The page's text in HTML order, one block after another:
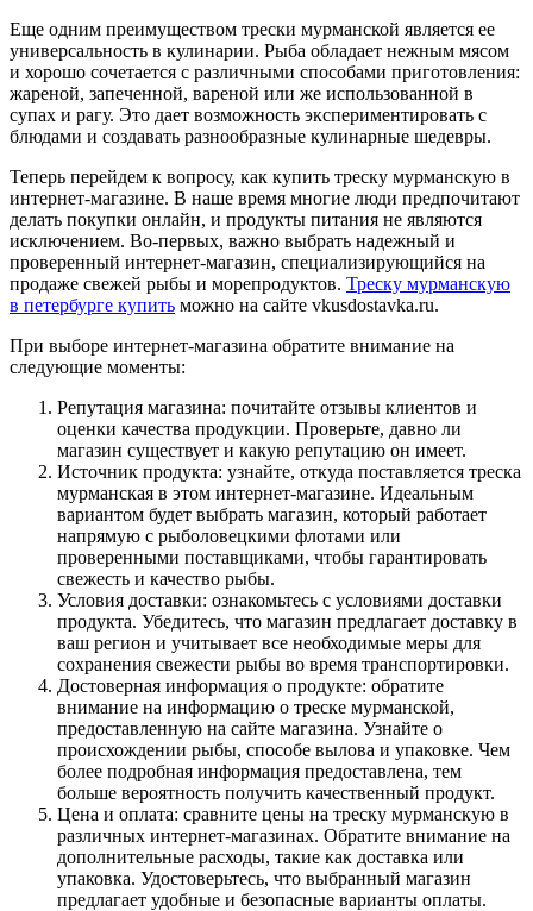
Еще одним преимуществом трески мурманской является ее
универсальность в кулинарии. Рыба обладает нежным мясом
и хорошо сочетается с различными способами приготовления:
жареной, запеченной, вареной или же использованной в
супах и рагу. Это дает возможность экспериментировать с
блюдами и создавать разнообразные кулинарные шедевры.
Теперь перейдем к вопросу, как купить треску мурманскую в
интернет-магазине. В наше время многие люди предпочитают
делать покупки онлайн, и продукты питания не являются
исключением. Во-первых, важно выбрать надежный и
проверенный интернет-магазин, специализирующийся на
продаже свежей рыбы и морепродуктов. Треску мурманскую
в петербурге купить можно на сайте vkusdostavka.ru.
При выборе интернет-магазина обратите внимание на
следующие моменты:
Репутация магазина: почитайте отзывы клиентов и
оценки качества продукции. Проверьте, давно ли
магазин существует и какую репутацию он имеет.
Источник продукта: узнайте, откуда поставляется треска
мурманская в этом интернет-магазине. Идеальным
вариантом будет выбрать магазин, который работает
напрямую с рыболовецкими флотами или
проверенными поставщиками, чтобы гарантировать
свежесть и качество рыбы.
Условия доставки: ознакомьтесь с условиями доставки
продукта. Убедитесь, что магазин предлагает доставку в
ваш регион и учитывает все необходимые меры для
сохранения свежести рыбы во время транспортировки.
Достоверная информация о продукте: обратите
внимание на информацию о треске мурманской,
предоставленную на сайте магазина. Узнайте о
происхождении рыбы, способе вылова и упаковке. Чем
более подробная информация предоставлена, тем
больше вероятность получить качественный продукт.
Цена и оплата: сравните цены на треску мурманскую в
различных интернет-магазинах. Обратите внимание на
дополнительные расходы, такие как доставка или
упаковка. Удостоверьтесь, что выбранный магазин
предлагает удобные и безопасные варианты оплаты.